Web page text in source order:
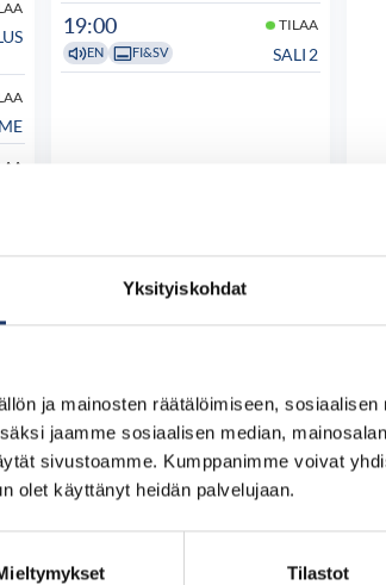
Yksityiskohdat
ja mainosten räätälöimiseen,
jaamme sosiaalisen median,
sivustoamme. Kumppanimme voivat
olet käyttänyt heidän palvelujaan.
Tilastot
19:00 TILAA
EN FI&SV SALI 2